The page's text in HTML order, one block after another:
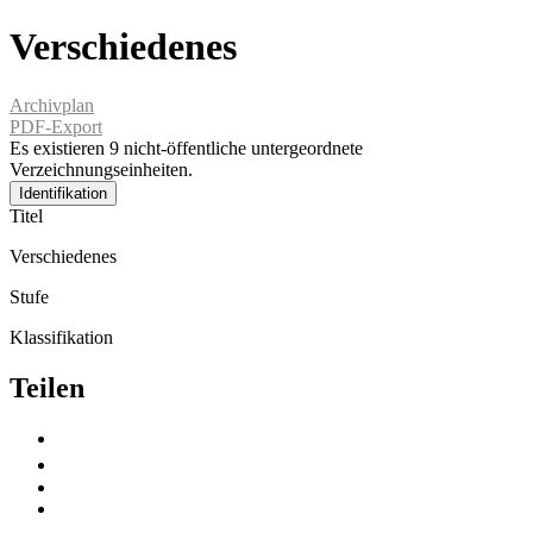
Verschiedenes
Archivplan
PDF-Export
Es existieren 9 nicht-öffentliche untergeordnete
Verzeichnungseinheiten.
Identifikation
Titel
Verschiedenes
Stufe
Klassifikation
Teilen